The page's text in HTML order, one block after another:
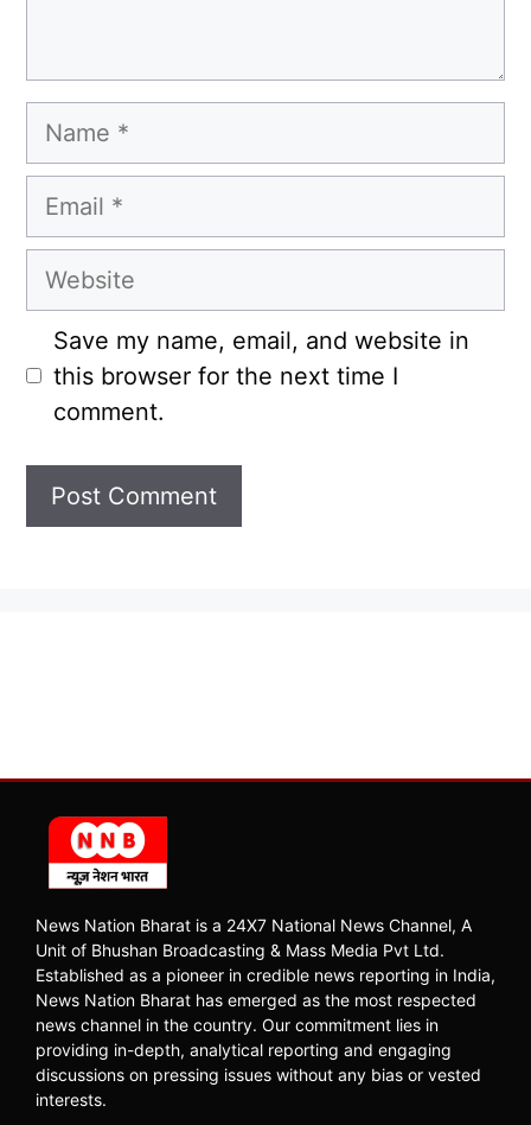
Name
Email
Website
Save my name, email, and website in
this browser for the next time I
comment.
News Nation Bharat is a 24X7 National News Channel, A
Unit of Bhushan Broadcasting & Mass Media Pvt Ltd.
Established as a pioneer in credible news reporting in India,
News Nation Bharat has emerged as the most respected
news channel in the country. Our commitment lies in
providing in-depth, analytical reporting and engaging
discussions on pressing issues without any bias or vested
interests.